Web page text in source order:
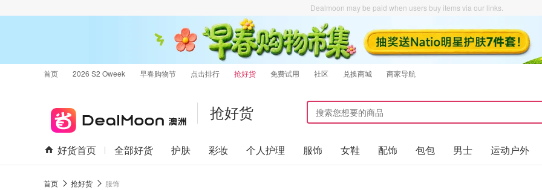
Dealmoon may be paid when users buy items via our links.
首页 2026 S2 Oweek 早春购物节 点击排行 抢好货 免费试用 社区 兑换商城 商家导航
抢好货
好货首页 全部好货 护肤 彩妆 个人护理 服饰 女鞋 配饰 包包 男士 运动户外
首页 抢好货 服饰